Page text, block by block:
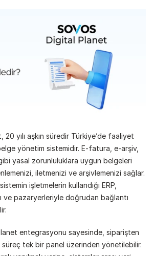
yılı aşkın süredir Türkiye’de faaliyet
yönetim sistemidir. E-fatura, e-arşiv,
yasal zorunluluklara uygun belgeleri
iletmenizi ve arşivlemenizi sağlar.
işletmelerin kullandığı ERP,
ve pazaryerleriyle doğrudan bağlantı
entegrasyonu sayesinde, siparişten
tek bir panel üzerinden yönetilebilir.